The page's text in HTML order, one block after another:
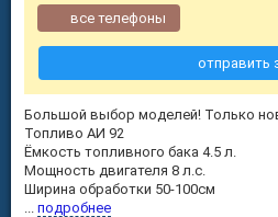
Большой выбор моделей! Только
Топливо АИ 92
Ёмкость топливного бака 4.5 л.
Мощность двигателя 8 л.с.
Ширина обработки 50-100см
подробнее
все телефоны
отправить